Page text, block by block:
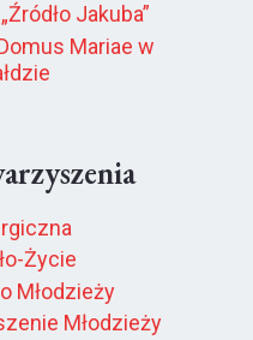
Jakuba”
Mariae w
Życie
Młodzieży
Młodzieży